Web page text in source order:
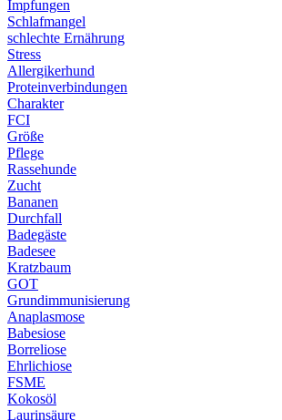
Impfungen
Schlafmangel
schlechte Ernährung
Stress
Allergikerhund
Proteinverbindungen
Charakter
FCI
Größe
Pflege
Rassehunde
Zucht
Bananen
Durchfall
Badegäste
Badesee
Kratzbaum
GOT
Grundimmunisierung
Anaplasmose
Babesiose
Borreliose
Ehrlichiose
FSME
Kokosöl
Laurinsäure